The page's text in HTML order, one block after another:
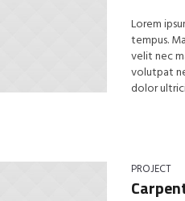
Lorem
tempus.
velit nec
volutpat
dolor
PROJECT